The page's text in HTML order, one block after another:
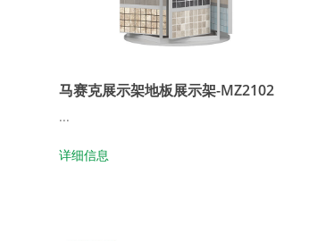
马赛克展示架地板展示架-MZ2102
...
详细信息